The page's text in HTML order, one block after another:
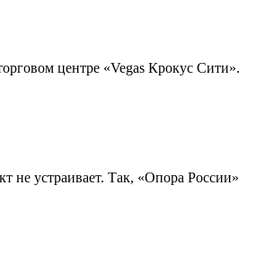
центре «Vegas Крокус Сити».
не устраивает. Так, «Опора России»